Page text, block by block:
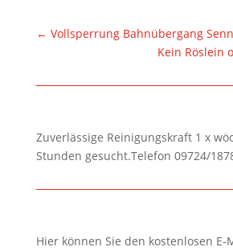
← Vollsperrung Bahnübergang
Kein Röslein
Zuverlässige Reinigungskraft 1 x
Stunden gesucht.Telefon 09724/
Hier können Sie den kostenlosen